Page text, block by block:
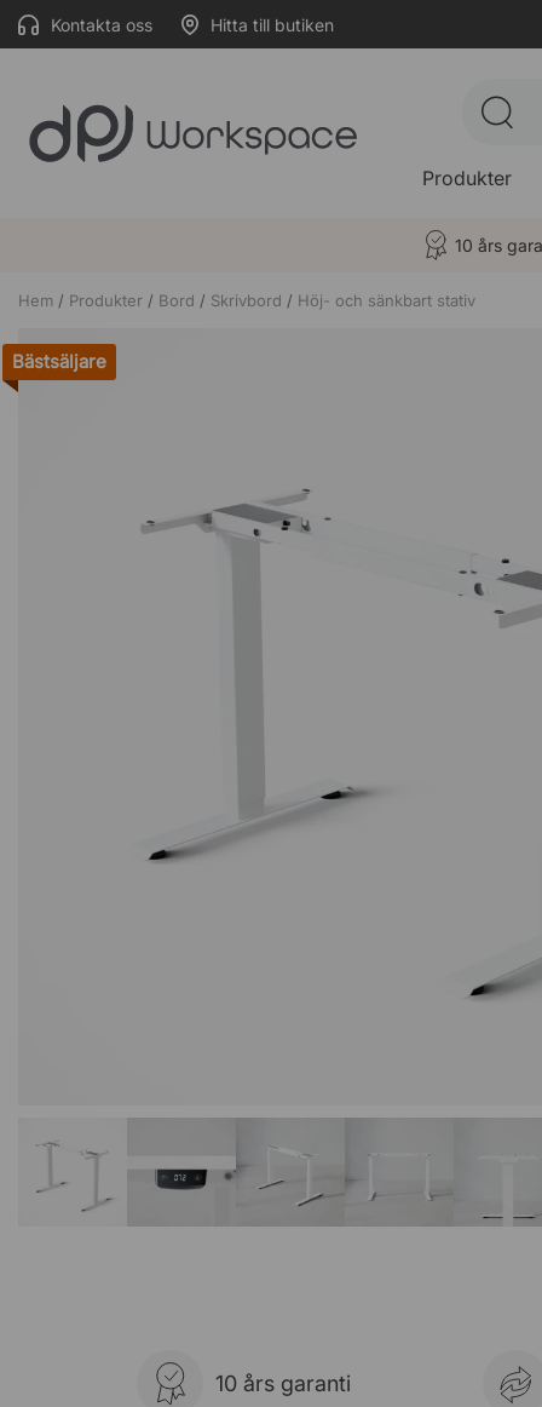
Kontakta oss Hitta till butiken
Produkter
10 års
Hem Produkter Bord Skrivbord Höj- och sänkbart stativ
Bästsäljare
10 års garanti